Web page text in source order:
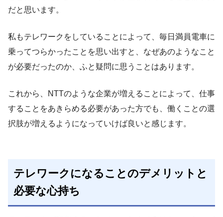
だと思います。
私もテレワークをしていることによって、毎日満員電車に
乗ってつらかったことを思い出すと、なぜあのようなこと
が必要だったのか、ふと疑問に思うことはあります。
これから、NTTのような企業が増えることによって、仕事
することをあきらめる必要があった方でも、働くことの選
択肢が増えるようになっていけば良いと感じます。
テレワークになることのデメリットと
必要な心持ち